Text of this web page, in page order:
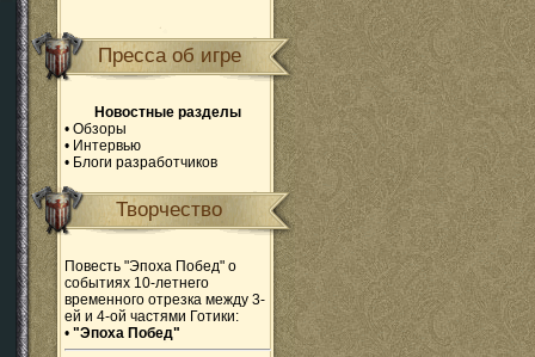
Пресса об игре
Новостные разделы
• Обзоры
• Интервью
• Блоги разработчиков
Творчество
Повесть "Эпоха Побед" о
событиях 10-летнего
временного отрезка между 3-
ей и 4-ой частями Готики:
• "Эпоха Побед"